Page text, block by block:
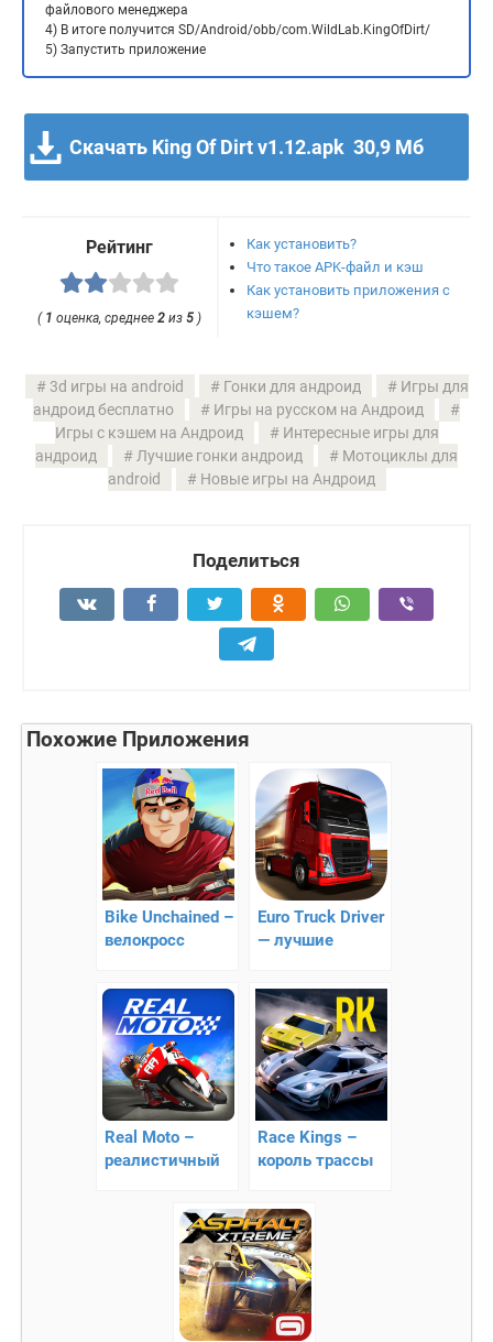
файлового менеджера
4) В итоге получится SD/Android/obb/com.WildLab.KingOfDirt/
5) Запустить приложение
Скачать King Of Dirt v1.12.apk 30,9 Мб
Рейтинг
( 1 оценка, среднее2 из5 )
Как установить?
Что такое APK-файл и кэш
Как установить приложения с
кэшем?
3d игры на android Гонки для андроид
Игры для
андроид бесплатно
Игры на русском на Андроид
Игры с кэшем на Андроид
Интересные игры для
андроид
Лучшие гонки андроид
Мотоциклы для
android
Новые игры на Андроид
Поделиться
Похожие Приложения
Bike Unchained –
велокросс
Euro Truck Driver
— лучшие
для Android
Real Moto –
реалистичный
Race Kings –
король трассы